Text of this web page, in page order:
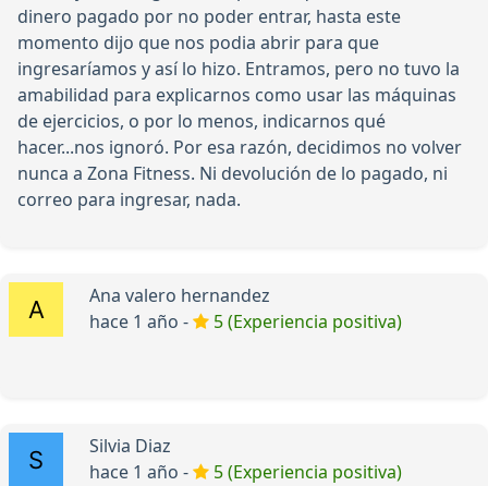
dinero pagado por no poder entrar, hasta este
momento dijo que nos podia abrir para que
ingresaríamos y así lo hizo. Entramos, pero no tuvo la
amabilidad para explicarnos como usar las máquinas
de ejercicios, o por lo menos, indicarnos qué
hacer...nos ignoró. Por esa razón, decidimos no volver
nunca a Zona Fitness. Ni devolución de lo pagado, ni
correo para ingresar, nada.
Ana valero hernandez
hace 1 año -
5 (Experiencia positiva)
Silvia Diaz
hace 1 año -
5 (Experiencia positiva)